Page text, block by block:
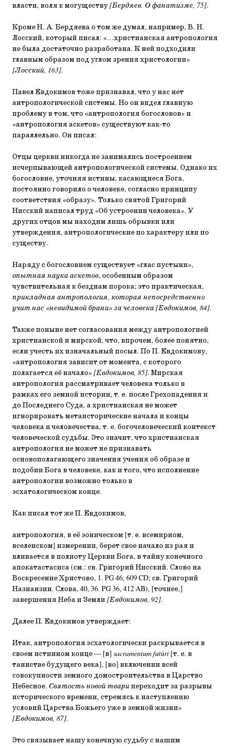
власти, воля к могуществу[Бердяев. О фанатизме, 75].
Кроме Н. А. Бердяева о том же думал, например, В. Н.
Лосский, который писал: «…христианская антропология
не была достаточно разработана. К ней подходили
главным образом под углом зрения христологии»
[Лосский, 163].
Павел Евдокимов тоже признавал, что у нас нет
антропологической системы. Но он видел главную
проблему в том, что «антропология богословов» и
«антропология аскетов» существуют как-то
параллельно. Он писал:
Отцы церкви никогда не занимались построением
исчерпывающей антропологической системы. Однако их
богословие, уточняя истины, касающиеся Бога,
постоянно говорило о человеке, согласно принципу
соответствия «образу». Только святой Григорий
Нисский написал труд «Об устроении человека». У
других отцов мы находим лишь обрывки или
утверждения, антропологические по характеру или по
существу.
Наряду с богословием существует «глас пустыни»,
опытная наука аскетов, особенным образом
чувствительная к безднам порока; это практическая,
прикладная антропология, которая непосредственно
учит нас «невидимой брани» за человека[Евдокимов, 84].
Также поныне нет согласования между антропологией
христианской и мирской, что, впрочем, более понятно,
если учесть их изначальный посыл. По П. Евдокимову,
«антропология зависит от момента, с которого
полагается её начало» [Евдокимов, 85]. Мирская
антропология рассматривает человека только в
рамках его земной истории, т. е. после Грехопадения и
до Последнего Суда, а христианская не может
игнорировать метаисторические начала и концы
человека и человечества, т. е. богочеловеческий контекст
человеческой судьбы. Это значит, что христианская
антропология не может не признавать
основополагающего значения учения об образе и
подобии Бога в человеке, как и того, что исполнение
антропологии возможно только в
эсхатологическом конце.
Как писал тот же П. Евдокимов,
антропология, в её эоническом [т. е. всемирном,
вселенском] измерении, берет свое начало из рая и
вливается в полноту Церкви Бога, в тайну конечного
апокатастасиса (см.: св. Григорий Нисский. Слово на
Воскресение Христово, 1. PG 46, 609 CD; св. Григорий
Назианзин. Слова, 40, 36. PG 36, 412 AB), [точнее,]
завершения Неба и Земли[Евдокимов, 92].
Далее П. Евдокимов утверждает:
Итак, антропология эсхатологически раскрывается в
своем истинном конце — [в] sacramentum futúri [т. е. в
таинстве будущего века], [во] включении всей
совокупности земного домостроительства в Царство
Небесное. Святость новой тварипереходит за разрывы
исторического времени, стремясь к наступлению
условий Царства Божьего уже в земной жизни»
[Евдокимов, 87].
Это связывает нашу конечную судьбу с нашим